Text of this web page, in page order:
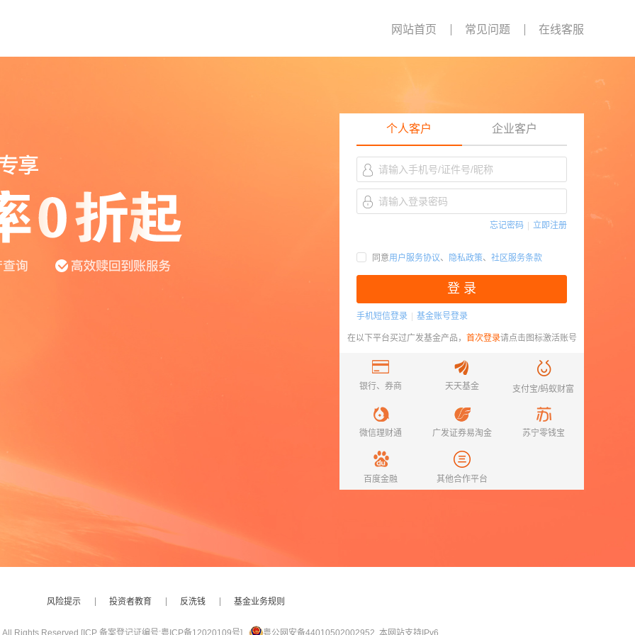
网站首页 常见问题 在线客服
个人客户 企业客户
立即注册
忘记密码
同意用户服务协议、 隐私政策、 社区服务条款
登 录
手机短信登录 基金账号登录
在以下平台买过广发基金产品， 首次登录请点击图标激活账号
银行、券商 天天基金 支付宝/蚂蚁财富
微信理财通 广发证券易淘金 苏宁零钱宝
百度金融 其他合作平台
风险提示 投资者教育 反洗钱 基金业务规则
Rights Reserved. [ICP 备案登记证编号:粤ICP备12020109号] 粤公网安备44010502002952 本网站支持IPv6